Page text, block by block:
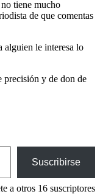
tiene mucho
de que comentas
alguien le interesa lo
precisión y de don de
Suscribirse
a otros 16 suscriptores